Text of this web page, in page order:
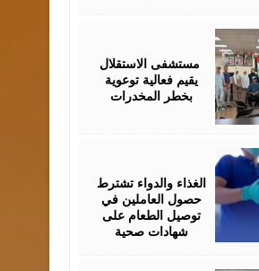
‏ مستشفى الاستقلال
يقيم فعالية توعوية
بخطر المخدرات
2026
الغذاء والدواء تشترط
حصول العاملين في
توصيل الطعام على
شهادات صحية
2026